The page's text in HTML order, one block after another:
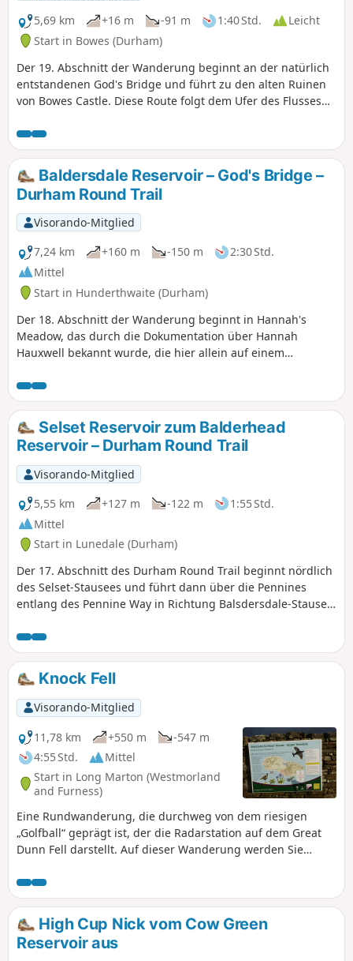
5,69 km
+16 m -91 m 1:40 Std.
Leicht
Start in Bowes (Durham)
Der 19. Abschnitt der Wanderung beginnt an der natürlich
entstandenen God's Bridge und führt zu den alten Ruinen
von Bowes Castle. Diese Route folgt dem Ufer des Flusses
Baldersdale Reservoir – God's Bridge –
Durham Round Trail
Visorando-Mitglied
7,24 km
+160 m -150 m
2:30 Std.
Mittel
Start in Hunderthwaite (Durham)
Der 18. Abschnitt der Wanderung beginnt in Hannah's
Meadow, das durch die Dokumentation über Hannah
Hauxwell bekannt wurde, die hier allein auf einem
Stauseen Balderhead und Blackton, bevor sie zum
Cotherstone Moor hinaufführt und an der Roman Road
endet.Selset Reservoir zum Balderhead
Reservoir – Durham Round Trail
Visorando-Mitglied
5,55 km
+127 m -122 m
1:55 Std.
Mittel
Start in Lunedale (Durham)
Der 17. Abschnitt des Durham Round Trail beginnt nördlich
des Selset-Stausees und führt dann über die Pennines
entlang des Pennine Way in Richtung Balsdersdale-Stausee.
auf die zahlreichen Stauseen.
Knock Fell
Visorando-Mitglied
11,78 km
+550 m
-547 m
4:55 Std.
Mittel
Start in Long Marton (Westmorland
and Furness)
Eine Rundwanderung, die durchweg von dem riesigen
„Golfball“ geprägt ist, der die Radarstation auf dem Great
Dunn Fell darstellt. Auf dieser Wanderung werden Sie
Pennine Way nutzen. Es lohnt sich, die Broschüre zum
„Knock Geotrail“ über den unten angegebenen Link
herunterzuladen, da sie mehr Informationen zur Geologie
der Gegend enthält als meine Beschreibung. Ebenso
können Sie dem Link zur „Discover Britain“-Webseite folgen
High Cup Nick vom Cow Green
Reservoir aus